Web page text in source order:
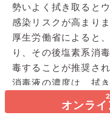
オンラ
勢いよく拭き取ると
感染リスクが高まりま
厚生労働省によると
り、その後塩素系消
毒することが推奨さ
消毒液の濃度は、拭
200ppm、嘔吐物を
安とされています。